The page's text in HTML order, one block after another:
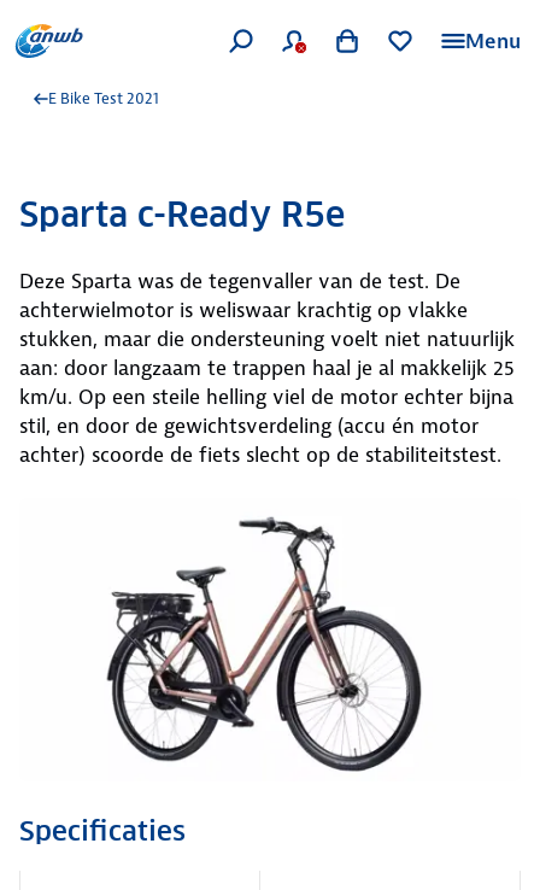
Menu
E Bike Test 2021
Sparta c-Ready R5e
Deze Sparta was de tegenvaller van de test. De
achterwielmotor is weliswaar krachtig op vlakke
stukken, maar die ondersteuning voelt niet natuurlijk
aan: door langzaam te trappen haal je al makkelijk 25
km/u. Op een steile helling viel de motor echter bijna
stil, en door de gewichtsverdeling (accu én motor
achter) scoorde de fiets slecht op de stabiliteitstest.
Specificaties